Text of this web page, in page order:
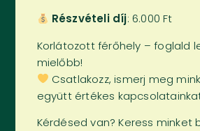
Részvételi díj: 6.000 Ft
Korlátozott férőhely – foglald
mielőbb!
Csatlakozz, ismerj meg
együtt értékes
Kérdésed van? Keress minket